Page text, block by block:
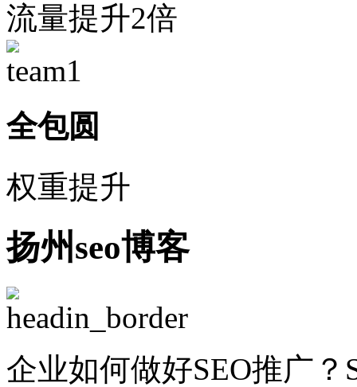
流量提升2倍
全包圆
权重提升
扬州seo博客
企业如何做好SEO推广